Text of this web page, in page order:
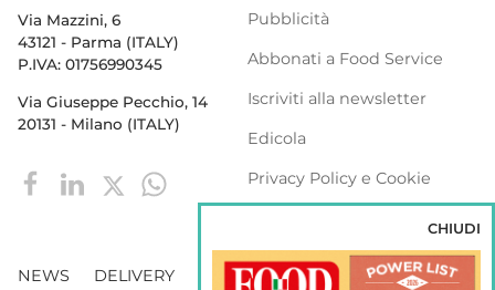
Via Mazzini, 6
43121 - Parma (ITALY)
P.IVA: 01756990345
Via Giuseppe Pecchio, 14
20131 - Milano (ITALY)
Pubblicità
Abbonati a Food Service
Iscriviti alla newsletter
Edicola
Privacy Policy e Cookie
NEWS DELIVERY DISTRIBUZIONE
CHIUDI